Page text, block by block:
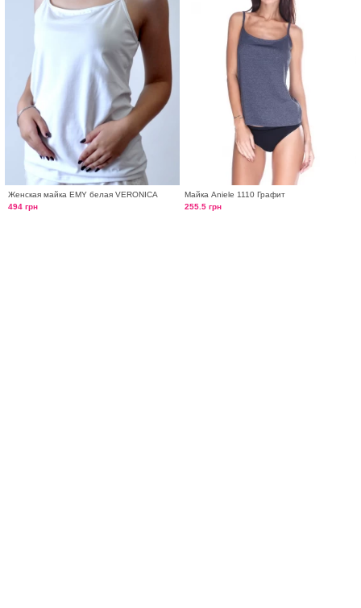
Женская майка EMY белая VERONICA
494 грн
Майка Aniele 1110 Графит
255.5 грн